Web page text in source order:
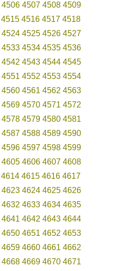
4506 4507 4508 4509
4515 4516 4517 4518
4524 4525 4526 4527
4533 4534 4535 4536
4542 4543 4544 4545
4551 4552 4553 4554
4560 4561 4562 4563
4569 4570 4571 4572
4578 4579 4580 4581
4587 4588 4589 4590
4596 4597 4598 4599
4605 4606 4607 4608
4614 4615 4616 4617
4623 4624 4625 4626
4632 4633 4634 4635
4641 4642 4643 4644
4650 4651 4652 4653
4659 4660 4661 4662
4668 4669 4670 4671